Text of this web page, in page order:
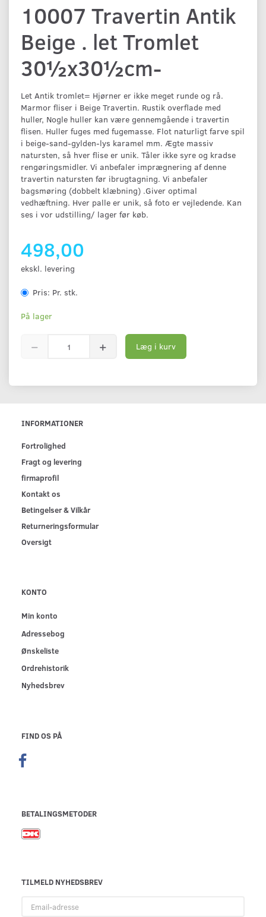
10007 Travertin Antik
Beige . let Tromlet
30½x30½cm-
Let Antik tromlet= Hjørner er ikke meget runde og rå.
Marmor fliser i Beige Travertin. Rustik overflade med
huller, Nogle huller kan være gennemgående i travertin
flisen. Huller fuges med fugemasse. Flot naturligt farve spil
i beige-sand-gylden-lys karamel mm. Ægte massiv
natursten, så hver flise er unik. Tåler ikke syre og kradse
rengøringsmidler. Vi anbefaler imprægnering af denne
travertin natursten før ibrugtagning. Vi anbefaler
bagsmøring (dobbelt klæbning) .Giver optimal
vedhæftning. Hver palle er unik, så foto er vejledende. Kan
ses i vor udstilling/ lager før køb.
498,00
ekskl. levering
Pris: Pr. stk.
På lager
Læg i kurv
INFORMATIONER
Fortrolighed
Fragt og levering
firmaprofil
Kontakt os
Betingelser & Vilkår
Returneringsformular
Oversigt
KONTO
Min konto
Adressebog
Ønskeliste
Ordrehistorik
Nyhedsbrev
FIND OS PÅ
BETALINGSMETODER
TILMELD NYHEDSBREV
adresse